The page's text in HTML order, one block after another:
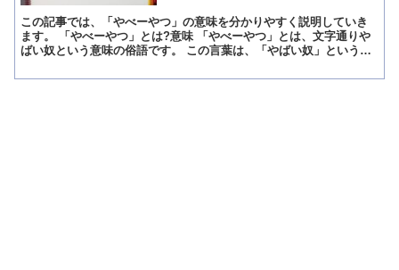
この記事では、「やべーやつ」の意味を分かりやすく説明していき
ます。 「やべーやつ」とは?意味 「やべーやつ」とは、文字通りや
ばい奴という意味の俗語です。 この言葉は、「やばい奴」というよ